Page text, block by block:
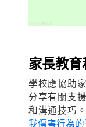
家長教育
學校應協助
分享有關支
和溝通技巧
我傷害行為的